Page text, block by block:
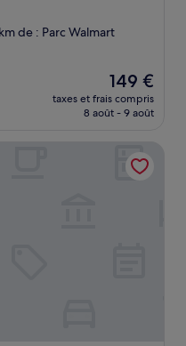
de : Parc Walmart
Le
nouveau
prix
de
149 €
149 €
taxes et frais compris
8 août - 9 août